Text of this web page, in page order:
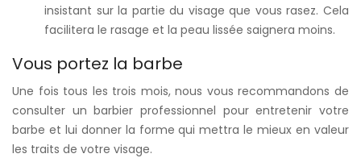
insistant sur la partie du visage que vous rasez. Cela
facilitera le rasage et la peau lissée saignera moins.
Vous portez la barbe
Une fois tous les trois mois, nous vous recommandons de
consulter un barbier professionnel pour entretenir votre
barbe et lui donner la forme qui mettra le mieux en valeur
les traits de votre visage.